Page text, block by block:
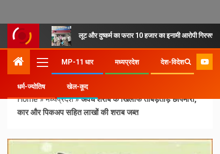
लूट और दुष्कर्म का फरार 10 हजार का इनामी आरोपी गिरफ्तार
MP-11 धार मध्यप्रदेश देश-विदेश
धर्म-ज्योतिष खेल-कूद
Home»मध्यप्रदेश»अवैध शराब के खिलाफ ताबड़तोड़ छापेमारी,
कार और पिकअप सहित लाखों की शराब जब्त